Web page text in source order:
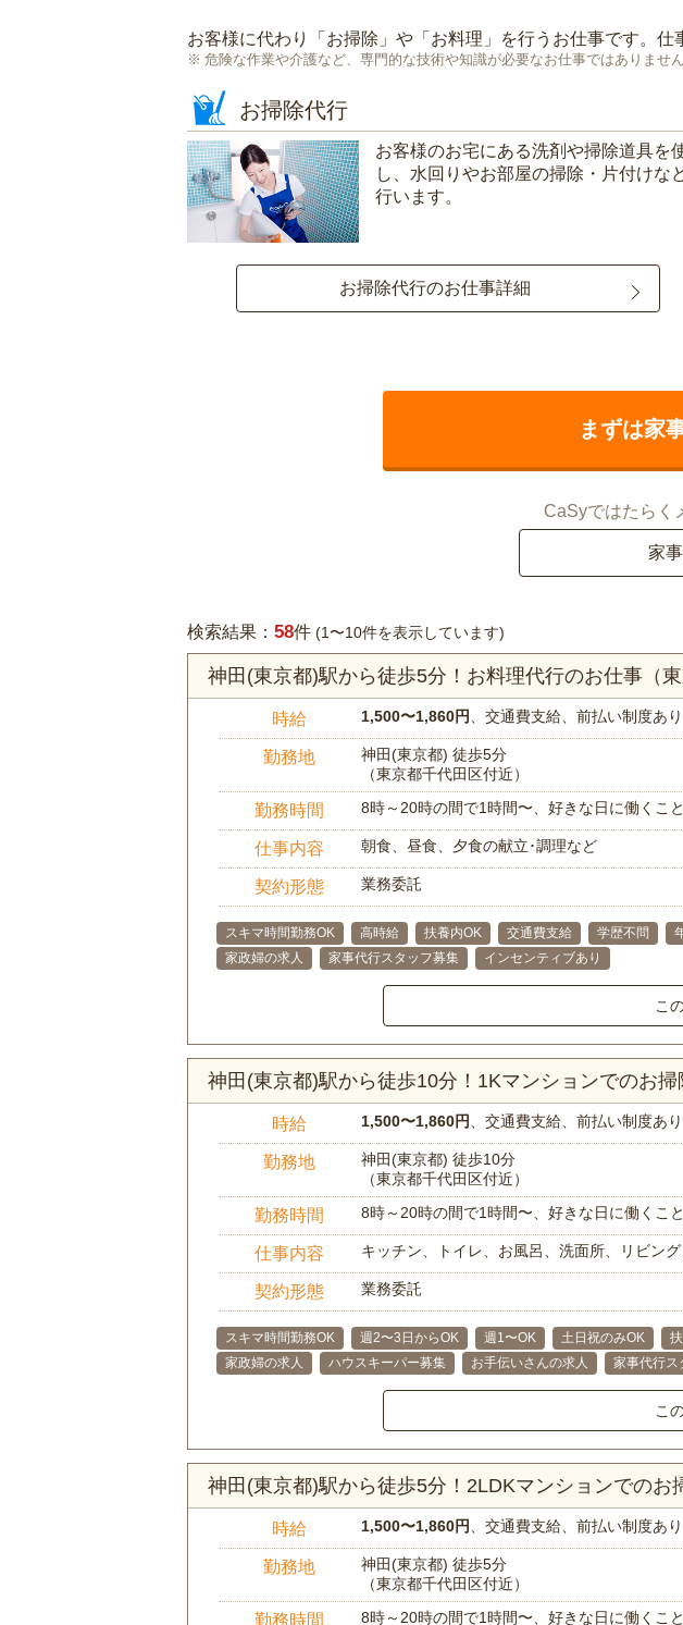
お客様に代わり「 お掃除 」や「 お料理 」を行うお仕事です。
危険な作業や介護など、専門的な技術や知識が必要なお仕事ではありません
お掃除代行
お客様のお宅にある洗剤や掃除道具を
し、水回りやお部屋の掃除・片付けな
行います。
お掃除代行のお仕事詳細
まずは家
CaSyではたらく
家
検索結果： 58件 (1〜10件を表示しています)
神田(東京都)駅から徒歩5分！お料理代行のお仕事（東
時給 1,500〜1,860円 、交通費支給、前払い制度あり
勤務地
神田(東京都) 徒歩5分
（東京都千代田区付近）
勤務時間 8時～20時の間で1時間〜、好きな日に働くこ
仕事内容 朝食、昼食、夕食の献立･調理など
契約形態 業務委託
スキマ時間勤務OK 高時給 扶養内OK 交通費支給 学歴不問
家政婦の求人
家事代行スタッフ募集 インセンティブあり
こ
神田(東京都)駅から徒歩10分！1Kマンションでのお掃
時給 1,500〜1,860円 、交通費支給、前払い制度あり
勤務地
神田(東京都) 徒歩10分
（東京都千代田区付近）
勤務時間 8時～20時の間で1時間〜、好きな日に働くこ
仕事内容 キッチン、トイレ、お風呂、洗面所、リビン
契約形態 業務委託
スキマ時間勤務OK 週2〜3日からOK 週1〜OK 土日祝のみOK
家政婦の求人
ハウスキーパー募集 お手伝いさんの求人 家事代行ス
こ
神田(東京都)駅から徒歩5分！2LDKマンションでのお
時給 1,500〜1,860円 、交通費支給、前払い制度あり
勤務地
神田(東京都) 徒歩5分
（東京都千代田区付近）
勤務時間 8時～20時の間で1時間〜、好きな日に働くこ